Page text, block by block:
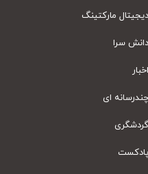
مارکتینگ
سرا
ای